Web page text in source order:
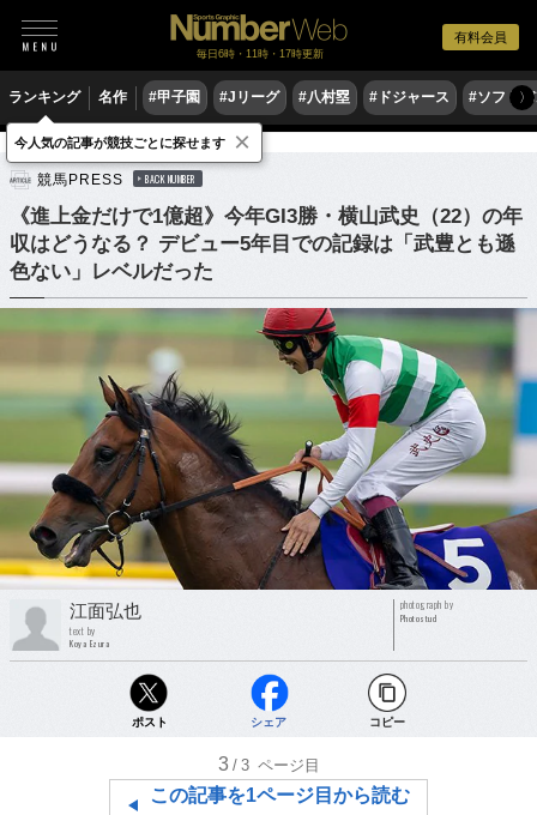
有料会員
毎日6時・11時・17時更新
ランキング 名作 #甲子園 #Jリーグ #八村塁 #ドジャース #ソフト〉
競馬
競馬PRESS BACK NUMBER
《進上金だけで1億超》今年GI3勝・横山武史（22）の年
収はどうなる？ デビュー5年目での記録は「武豊とも遜
色ない」レベルだった
江面弘也
text by
Koya Ezura
photograph by
Photostud
ポスト シェア コピー
3 /3 ページ目
この記事を1ページ目から読む
今人気の記事が競技ごとに探せます ×